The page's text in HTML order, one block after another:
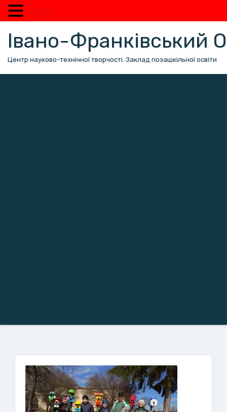
вмісту
Івано-Франківський
Центр науково-технічної творчості. Заклад позашкільної освіти
MENU